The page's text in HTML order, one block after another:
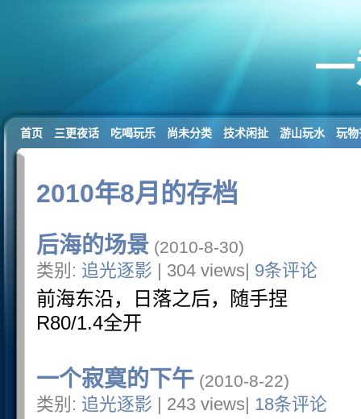
首页 三更夜话 吃喝玩乐 尚未分类 技术闲扯 游山玩水 玩物
2010年8月的存档
后海的场景 (2010-8-30)
类别: 追光逐影 | 304 views| 9条评论
前海东沿，日落之后，随手捏
R80/1.4全开
一个寂寞的下午 (2010-8-22)
类别: 追光逐影 | 243 views| 18条评论